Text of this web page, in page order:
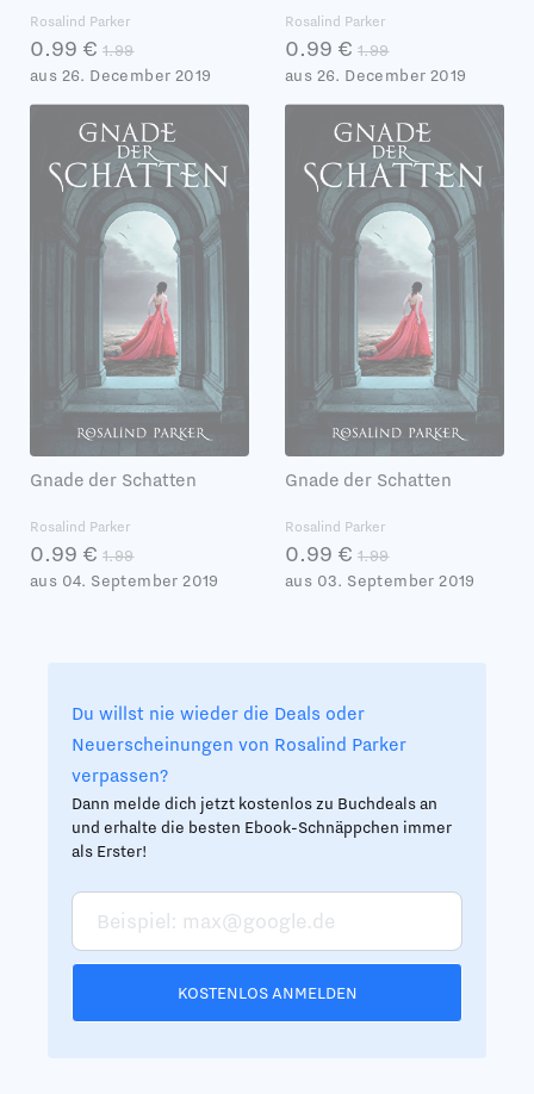
Rosalind Parker
0.99 € 1.99
aus 26. December 2019
Rosalind Parker
0.99 € 1.99
aus 26. December 2019
Gnade der Schatten
Rosalind Parker
0.99 € 1.99
aus 04. September 2019
Gnade der Schatten
Rosalind Parker
0.99 € 1.99
aus 03. September 2019
Du willst nie wieder die Deals oder
Neuerscheinungen von Rosalind Parker
verpassen?
Dann melde dich jetzt kostenlos zu Buchdeals an
und erhalte die besten Ebook-Schnäppchen immer
als Erster!